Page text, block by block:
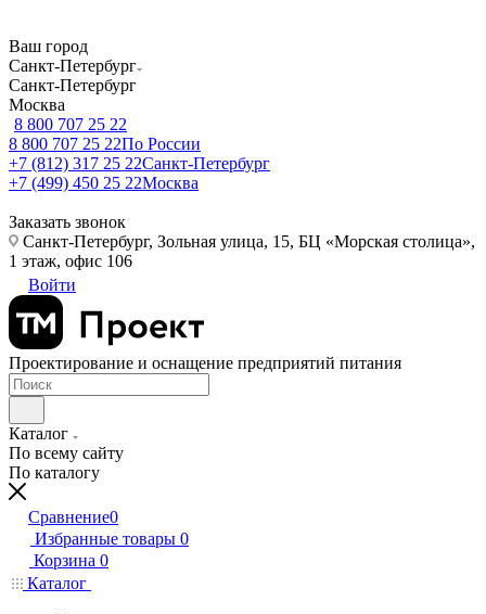
Ваш город
Санкт-Петербург
Санкт-Петербург
Москва
8 800 707 25 22
8 800 707 25 22По России
+7 (812) 317 25 22Санкт-Петербург
+7 (499) 450 25 22Москва
Заказать звонок
Санкт-Петербург, Зольная улица, 15, БЦ «Морская столица»,
1 этаж, офис 106
Войти
Проектирование и оснащение предприятий питания
Каталог
По всему сайту
По каталогу
Сравнение0
Избранные товары 0
Корзина 0
Каталог